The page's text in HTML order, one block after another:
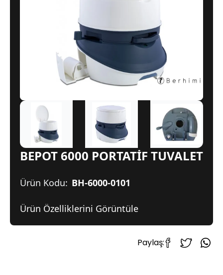
BEPOT 6000 PORTATİF TUVALET
Ürün Kodu: BH-6000-0101
Ürün Özelliklerini Görüntüle
Paylaş: